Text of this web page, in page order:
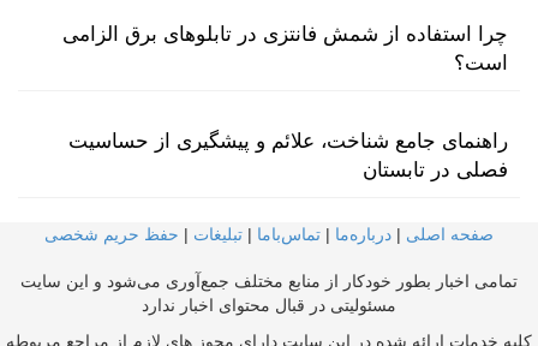
چرا استفاده از شمش فانتزی در تابلوهای برق الزامی
است؟
راهنمای جامع شناخت، علائم و پیشگیری از حساسیت
فصلی در تابستان
صفحه اصلی | درباره‌ما | تماس‌با‌ما | تبلیغات | حفظ حریم شخصی
تمامی اخبار بطور خودکار از منابع مختلف جمع‌آوری می‌شود و این سایت
مسئولیتی در قبال محتوای اخبار ندارد
کلیه خدمات ارائه شده در این سایت دارای مجوز های لازم از مراجع مربوطه